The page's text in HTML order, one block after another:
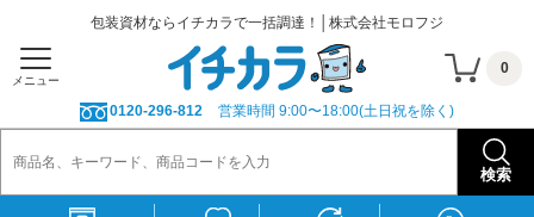
包装資材ならイチカラで一括調達！│株式会社モロフジ
メニュー
0
0120-296-812 営業時間 9:00〜18:00(土日祝を除く)